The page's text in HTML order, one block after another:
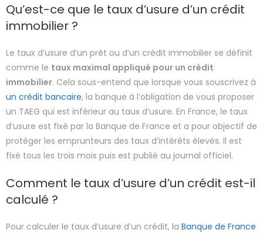
Qu’est-ce que le taux d’usure d’un crédit
immobilier ?
Le taux d’usure d’un prêt ou d’un crédit immobilier se définit
comme le taux maximal appliqué pour un crédit
immobilier. Cela sous-entend que lorsque vous souscrivez à
un crédit bancaire, la banque à l’obligation de vous proposer
un TAEG qui est inférieur au taux d’usure. En France, le taux
d’usure est fixé par la Banque de France et a pour objectif de
protéger les emprunteurs des taux d’intérêts élevés. Il est
fixé tous les trois mois puis est publié au journal officiel.
Comment le taux d’usure d’un crédit est-il
calculé ?
Pour calculer le taux d’usure d’un crédit, la Banque de France